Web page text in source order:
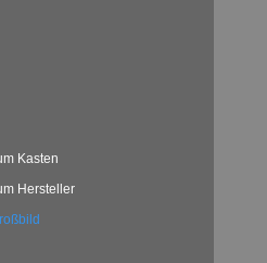
Kasten
Hersteller